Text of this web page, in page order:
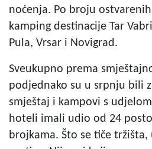
noćenja. Po broju
kamping destinacije Tar
Pula, Vrsar i Novigrad.
Sveukupno prema
podjednako su u srpnju bili
smještaj i kampovi s
hoteli imali udio od 24
brojkama. Što se tiče